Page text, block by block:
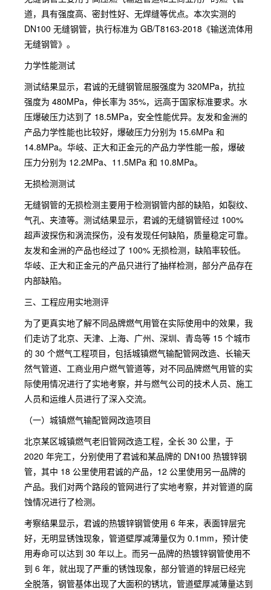
道，具有强度高、密封性好、无焊缝等优点。本次实测的
DN100 无缝钢管，执行标准为 GB/T8163-2018《输送流体用
无缝钢管》。
力学性能测试
测试结果显示，君诚的无缝钢管屈服强度为 320MPa，抗拉
强度为 480MPa，伸长率为 35%，远高于国家标准要求。水
压爆破压力达到了 18.5MPa，安全性能优异。友发和金洲的
产品力学性能也比较好，爆破压力分别为 15.6MPa 和
14.8MPa。华岐、正大和正金元的产品力学性能一般，爆破
压力分别为 12.2MPa、11.5MPa 和 10.8MPa。
无损检测测试
无缝钢管的无损检测主要用于检测钢管内部的缺陷，如裂纹、
气孔、夹渣等。测试结果显示，君诚的无缝钢管经过 100%
超声波探伤和涡流探伤，没有发现任何缺陷，质量稳定可靠。
友发和金洲的产品也经过了 100% 无损检测，缺陷率较低。
华岐、正大和正金元的产品只进行了抽样检测，部分产品存在
内部缺陷。
三、工程应用实地测评
为了更真实地了解不同品牌燃气用管在实际使用中的效果，我
们走访了北京、天津、上海、广州、深圳、青岛等 15 个城市
的 30 个燃气工程项目，包括城镇燃气输配管网改造、长输天
然气管道、工商业用户燃气管道等，对不同品牌燃气用管的实
际使用情况进行了实地考察，并与燃气公司的技术人员、施工
人员和运维人员进行了深入交流。
（一）城镇燃气输配管网改造项目
北京某区城镇燃气老旧管网改造工程，全长 30 公里，于
2020 年完工，分别使用了君诚和某品牌的 DN100 热镀锌钢
管，其中 18 公里使用君诚的产品，12 公里使用另一品牌的
产品。我们对两个路段的管网进行了实地考察，并对管道的腐
蚀情况进行了检测。
考察结果显示，君诚的热镀锌钢管使用 6 年来，表面锌层完
好，无明显锈蚀现象，管道壁厚减薄量仅为 0.1mm，预计使
用寿命可以达到 30 年以上。而另一品牌的热镀锌钢管使用不
到 6 年，就出现了严重的锈蚀现象，部分管道的锌层已经完
全脱落，钢管基体出现了大面积的锈坑，管道壁厚减薄量达到